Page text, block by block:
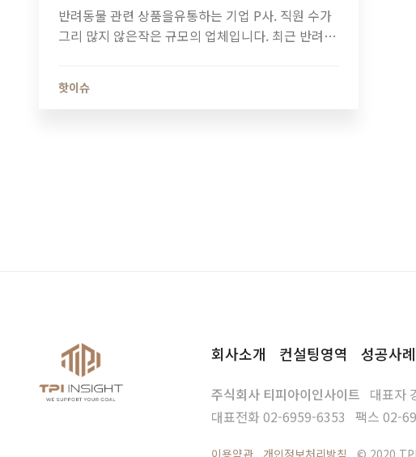
반려동물 관련 상품을유통하는 기업 P사. 직원 수가
그리 많지 않은작은 규모의 업체입니다. 최근 반려동
부분이 그렇듯인재확보의 어려움이공존하는 상태였
핫이슈
회사소개 컨설팅영역 성공사례
주식회사 티피아이인사이트 대표자
대표전화02-6959-6353 팩스 02-
이용약관 개인정보처리방침 © 2020